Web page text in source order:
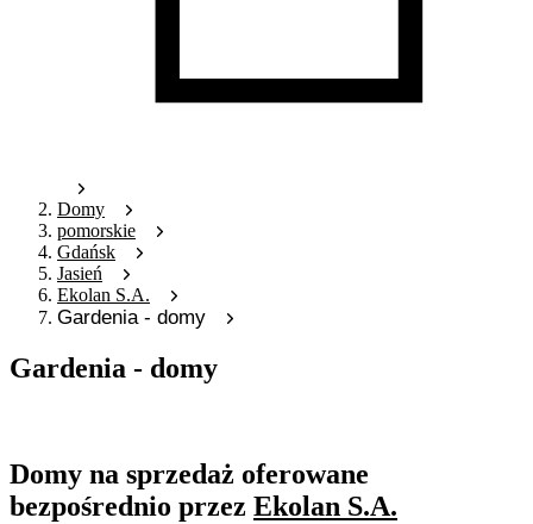
Domy
pomorskie
Gdańsk
Jasień
Ekolan S.A.
Gardenia - domy
Gardenia - domy
Domy na sprzedaż oferowane
bezpośrednio przez Ekolan S.A.